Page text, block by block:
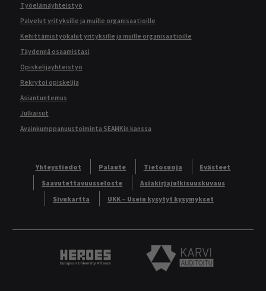
Työelämäyhteistyö
Palvelut yrityksille ja muille organisaatioille
Kehittämistyökalut yrityksille ja muille organisaatioille
Täydennä osaamistasi
Opiskelijayhteistyö
Rekrytoi opiskelija
Asiantuntemus
Julkaisut
Avainkumppanuustoiminta SEAMKin kanssa
Yhteystiedot Palaute Tietosuoja
Evästeet
Saavutettavuusseloste
Asiakirjajulkisuuskuvaus
Sivukartta
UKK – Usein kysytyt kysymykset
Heroes European University Alliance logo
Karvi Auditoitu logo